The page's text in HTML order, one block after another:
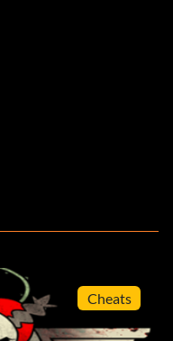
Cheats